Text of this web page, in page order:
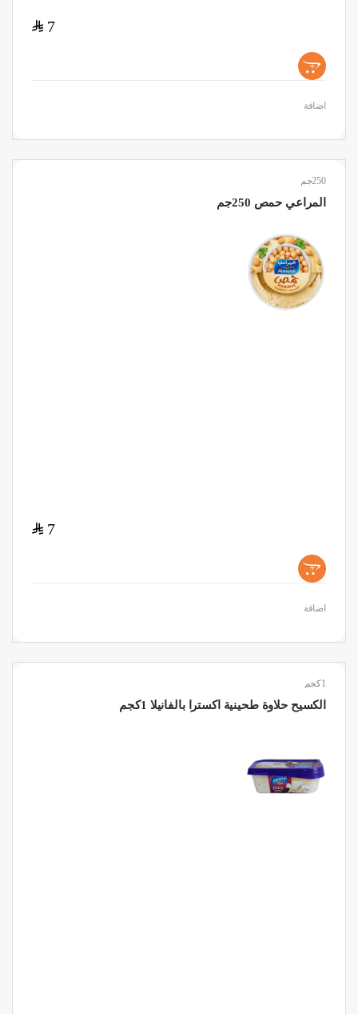
7
$
+
اضافة
250جم
المراعي حمص 250جم
7
$
+
اضافة
1كجم
الكسيح حلاوة طحينية اكسترا بالفانيلا 1كجم